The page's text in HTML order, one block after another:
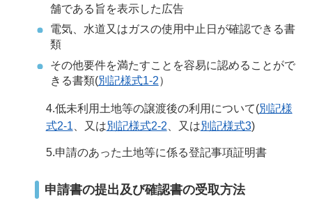
舗である旨を表示した広告
電気、水道又はガスの使用中止日が確認できる書
類
その他要件を満たすことを容易に認めることがで
きる書類(別記様式1-2）
4.低未利用土地等の譲渡後の利用について(別記様
式2-1 、又は別記様式2-2 、又は別記様式3)
5.申請のあった土地等に係る登記事項証明書
申請書の提出及び確認書の受取方法